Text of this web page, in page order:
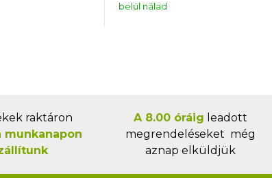
belül nálad
raktáron
munkanapon
A 8.00 óráig leadott
megrendeléseket még
aznap elküldjük